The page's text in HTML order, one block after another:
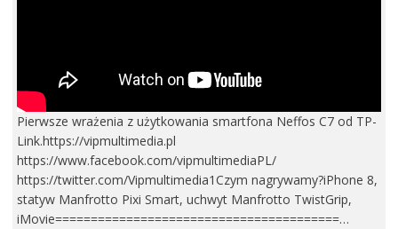
Pierwsze wrażenia z użytkowania smartfona Neffos C7 od TP-
Link.https://vipmultimedia.pl
https://www.facebook.com/vipmultimediaPL/
https://twitter.com/Vipmultimedia1Czym nagrywamy?iPhone 8,
statyw Manfrotto Pixi Smart, uchwyt Manfrotto TwistGrip,
iMovie========================================…